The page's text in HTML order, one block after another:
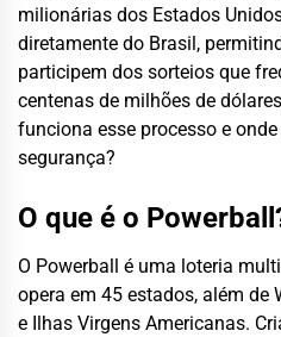
milionárias dos Estados
diretamente do Brasil,
participem dos sorteios que
centenas de milhões de
funciona esse processo e
segurança?
O que é o
O Powerball é uma loteria
opera em 45 estados, além de
e Ilhas Virgens Americanas.